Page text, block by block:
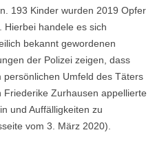
193 Kinder wurden 2019 Opfer
Hierbei handele es sich
bekannt gewordenen
der Polizei zeigen, dass
Umfeld des Täters
Zurhausen appellierte
und Auffälligkeiten zu
vom 3. März 2020).